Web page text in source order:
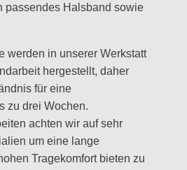
passendes Halsband sowie
werden in unserer Werkstatt
hergestellt, daher
für eine
zu drei Wochen.
achten wir auf sehr
um eine lange
Tragekomfort bieten zu